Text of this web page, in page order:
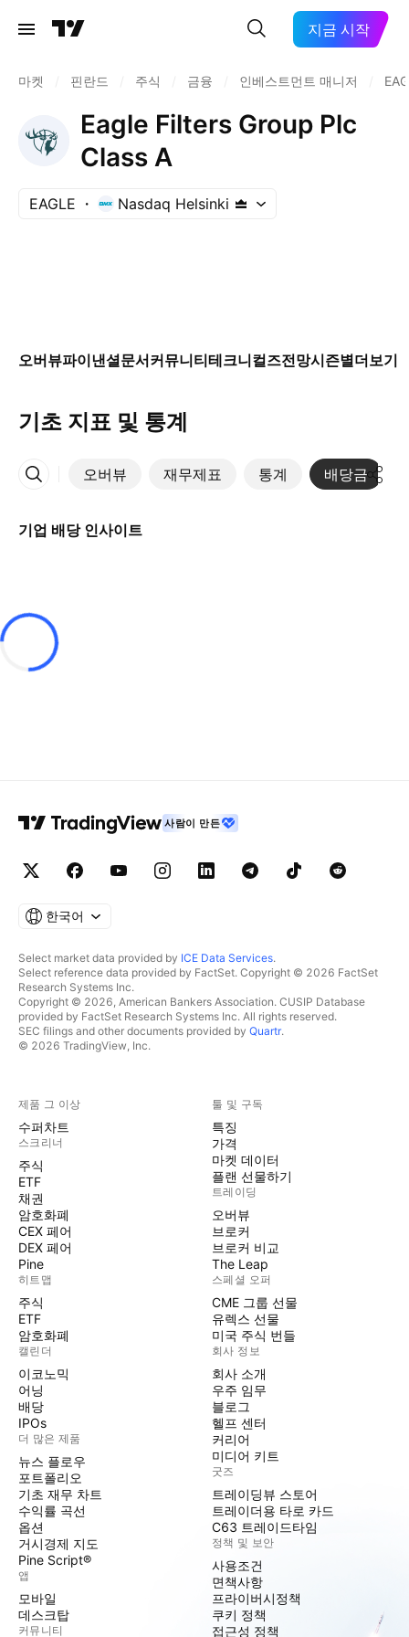
지금 시작
마켓 핀란드 주식 금융 인베스트먼트 매니저
Eagle Filters Group Plc
Class A
EAGLE Nasdaq Helsinki
오버뷰파이낸셜문서커뮤니티테크니컬즈전망시즌별더보기
기초 지표 및 통계
오버뷰 재무제표 통계 배당금
More
기업 배당 인사이트
사람이 만든
한국어
Select market data provided by ICE Data Services.
Select reference data provided by FactSet. Copyright © 2026 FactSet
Research Systems Inc.
Copyright © 2026, American Bankers Association. CUSIP Database
provided by FactSet Research Systems Inc. All rights reserved.
SEC filings and other documents provided by Quartr.
© 2026 TradingView, Inc.
제품 그 이상
수퍼차트
스크리너
주식
ETF
채권
암호화폐
CEX 페어
DEX 페어
Pine
히트맵
주식
ETF
암호화폐
캘린더
이코노믹
어닝
배당
IPOs
더 많은 제품
뉴스 플로우
포트폴리오
기초 재무 차트
수익률 곡선
옵션
거시경제 지도
Pine Script®
앱
모바일
데스크탑
커뮤니티
툴 및 구독
특징
가격
마켓 데이터
플랜 선물하기
트레이딩
오버뷰
브로커
브로커 비교
The Leap
스페셜 오퍼
CME 그룹 선물
유렉스 선물
미국 주식 번들
회사 정보
회사 소개
우주 임무
블로그
헬프 센터
커리어
미디어 키트
굿즈
트레이딩뷰 스토어
트레이더용 타로 카드
C63 트레이드타임
정책 및 보안
사용조건
면책사항
프라이버시정책
쿠키 정책
접근성 정책